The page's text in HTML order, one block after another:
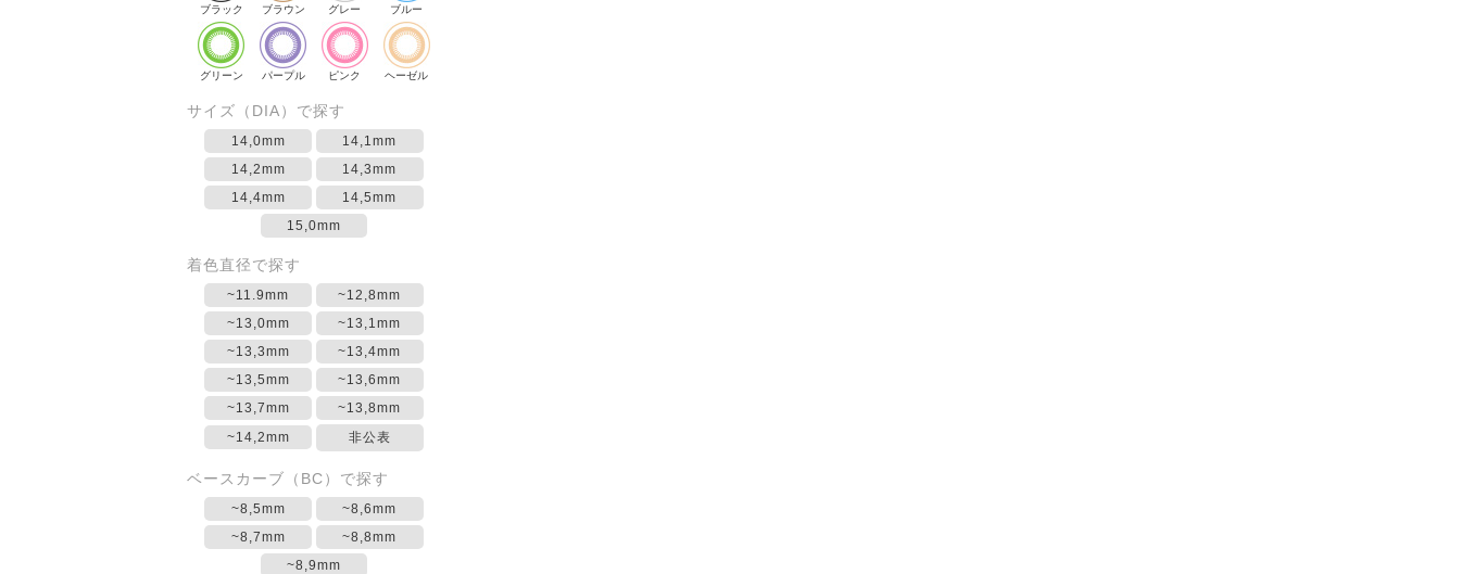
ブラック ブラウン グレー ブルー
グリーン パープル ピンク ヘーゼル
サイズ（DIA）で探す
14,0mm
14,1mm
14,2mm
14,3mm
14,4mm
14,5mm
15,0mm
着色直径で探す
~11.9mm
~12,8mm
~13,0mm
~13,1mm
~13,3mm
~13,4mm
~13,5mm
~13,6mm
~13,7mm
~13,8mm
~14,2mm
非公表
ベースカーブ（BC）で探す
~8,5mm
~8,6mm
~8,7mm
~8,8mm
~8,9mm